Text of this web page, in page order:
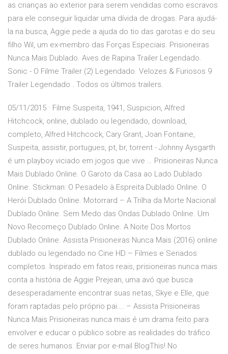
as crianças ao exterior para serem vendidas como escravos
para ele conseguir liquidar uma dívida de drogas. Para ajudá-
la na busca, Aggie pede a ajuda do tio das garotas e do seu
filho Wil, um ex-membro das Forças Especiais. Prisioneiras
Nunca Mais Dublado. Aves de Rapina Trailer Legendado.
Sonic - O Filme Trailer (2) Legendado. Velozes & Furiosos 9
Trailer Legendado . Todos os últimos trailers.
05/11/2015 · Filme Suspeita, 1941, Suspicion, Alfred
Hitchcock, online, dublado ou legendado, download,
completo, Alfred Hitchcock, Cary Grant, Joan Fontaine,
Suspeita, assistir, portugues, pt, br, torrent - Johnny Aysgarth
é um playboy viciado em jogos que vive … Prisioneiras Nunca
Mais Dublado Online. O Garoto da Casa ao Lado Dublado
Online. Stickman: O Pesadelo à Espreita Dublado Online. O
Herói Dublado Online. Motorrard – A Trilha da Morte Nacional
Dublado Online. Sem Medo das Ondas Dublado Online. Um
Novo Recomeço Dublado Online. A Noite Dos Mortos
Dublado Online. Assista Prisioneiras Nunca Mais (2016) online
dublado ou legendado no Cine HD – Filmes e Seriados
completos. Inspirado em fatos reais, prisioneiras nunca mais
conta a história de Aggie Prejean, uma avó que busca
desesperadamente encontrar suas netas, Skye e Elle, que
foram raptadas pelo próprio pai…. – Assista Prisioneiras
Nunca Mais Prisioneiras nunca mais é um drama feito para
envolver e educar o público sobre as realidades do tráfico
de seres humanos. Enviar por e-mail BlogThis! No